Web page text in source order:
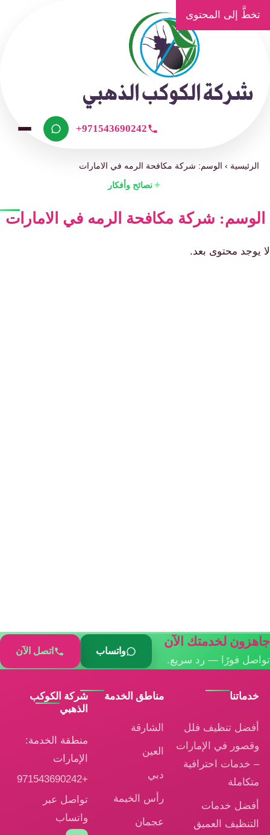
تخطَّ إلى المحتوى
+971543690242
الرئيسية ›الوسم: شركة مكافحة الرمه في الامارات
نصائح وأفكار
شركة مكافحة الرمه في الامارات
يوجد محتوى بعد.
لخدمتك الآن
فورًا — رد سريع.
واتساب اتصل الآن
خدماتنا
أفضل تنظيف فلل
وقصور في الإمارات
– خدمات احترافية
متكاملة
أفضل خدمات
التنظيف العميق
مناطق الخدمة
الشارقة
العين
دبي
رأس الخيمة
عجمان
شركة الكوكب
الذهبي
منطقة الخدمة:
الإمارات
تواصل عبر
واتساب